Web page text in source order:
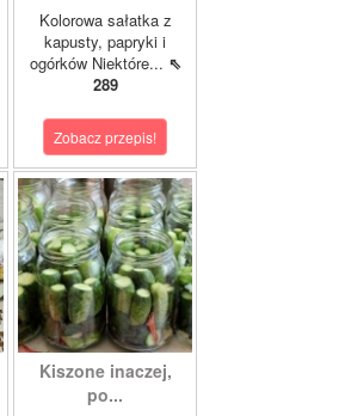
Kolorowa sałatka z
kapusty, papryki i
ogórków Niektóre... ⇖
289
Zobacz przepis!
Kiszone inaczej,
po...